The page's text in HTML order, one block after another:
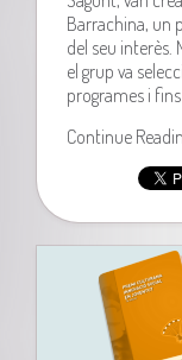
Barrachina, un
del seu interès.
el grup va
programes i
Continue